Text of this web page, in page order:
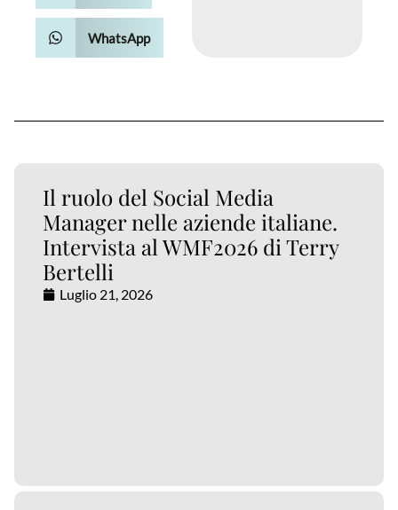
WhatsApp
Il ruolo del Social Media
Manager nelle aziende italiane.
Intervista al WMF2026 di Terry
Bertelli
Luglio 21, 2026